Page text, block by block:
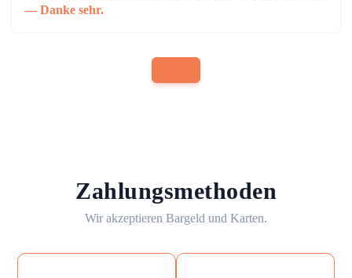
Danke sehr.
Zahlungsmethoden
Wir akzeptieren Bargeld und Karten.